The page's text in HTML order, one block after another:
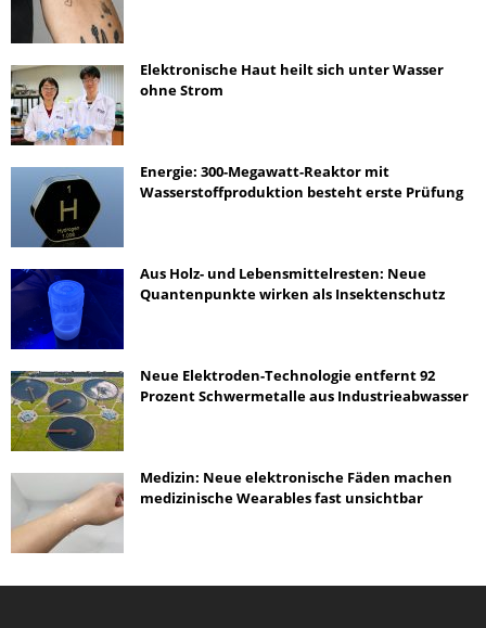
Elektronische Haut heilt sich unter Wasser
ohne Strom
Energie: 300-Megawatt-Reaktor mit
Wasserstoffproduktion besteht erste Prüfung
Aus Holz- und Lebensmittelresten: Neue
Quantenpunkte wirken als Insektenschutz
Neue Elektroden-Technologie entfernt 92
Prozent Schwermetalle aus Industrieabwasser
Medizin: Neue elektronische Fäden machen
medizinische Wearables fast unsichtbar